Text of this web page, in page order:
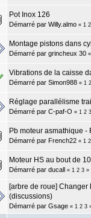
Pot Inox 126
Démarré par Willy.almo « 1 2
Montage pistons dans
Démarré par grincheux 30
Vibrations de la caisse
Démarré par Simon988 « 1 2
Réglage parallélisme
Démarré par C-paf-O « 1 2 3
Pb moteur asmathique -
Démarré par French22 « 1 2
Moteur HS au bout de
Démarré par ducall « 1 2 3 »
[arbre de roue]
(discussions)
Démarré par Gsage « 1 2 3